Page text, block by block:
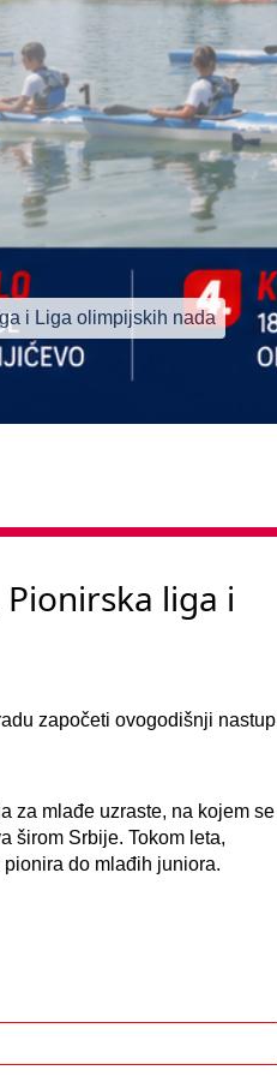
i Liga olimpijskih nada
liga i
započeti ovogodišnji nastup
za mlađe uzraste, na kojem se
širom Srbije. Tokom leta,
do mlađih juniora.